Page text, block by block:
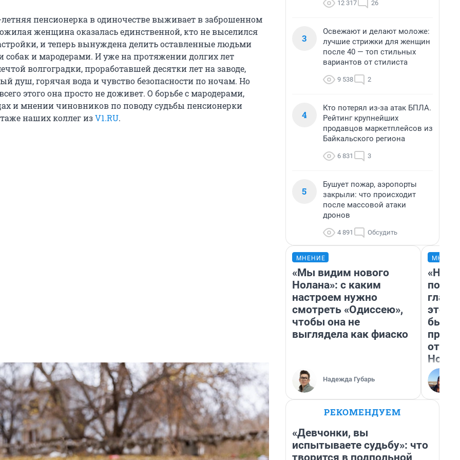
летняя пенсионерка в одиночестве выживает в заброшенном
женщина оказалась единственной, кто не выселился
и теперь вынуждена делить оставленные людьми
собак и мародерами. И уже на протяжении долгих лет
волгоградки, проработавшей десятки лет на заводе,
душ, горячая вода и чувство безопасности по ночам. Но
этого она просто не доживет. О борьбе с мародерами,
и мнении чиновников по поводу судьбы пенсионерки
наших коллег изV1.RU.
12 317 26
3
Освежают и делают моложе:
лучшие стрижки для женщин
после 40 — топ стильных
вариантов от стилиста
9 538 2
4
Кто потерял из-за атак БПЛА.
Рейтинг крупнейших
продавцов маркетплейсов из
Байкальского региона
6 831 3
5
Бушует пожар, аэропорты
закрыли: что происходит
после массовой атаки
дронов
4 891 Обсудить
МНЕНИЕ
«Мы видим нового
Нолана»: с каким
настроем нужно
смотреть «Одиссею»,
чтобы она не
выглядела как фиаско
Надежда Губарь
этого
бьет
РЕКОМЕНДУЕМ
«Девчонки, вы
испытываете судьбу»: что
творится в подпольной